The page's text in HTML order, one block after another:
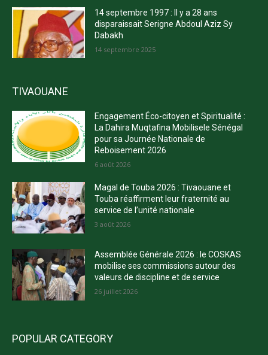
14 septembre 1997 : Il y a 28 ans
disparaissait Serigne Abdoul Aziz Sy
Dabakh
14 septembre 2025
TIVAOUANE
Engagement Éco-citoyen et Spiritualité :
La Dahira Muqtafina Mobilisele Sénégal
pour sa Journée Nationale de
Reboisement 2026
6 août 2026
Magal de Touba 2026 : Tivaouane et
Touba réaffirment leur fraternité au
service de l’unité nationale
3 août 2026
Assemblée Générale 2026 : le COSKAS
mobilise ses commissions autour des
valeurs de discipline et de service
26 juillet 2026
POPULAR CATEGORY